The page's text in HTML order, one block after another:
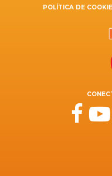
POLÍTICA DE